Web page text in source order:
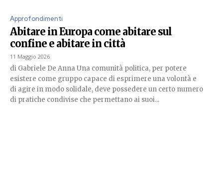
Approfondimenti
Abitare in Europa come abitare sul
confine e abitare in città
11 Maggio 2026
di Gabriele De Anna Una comunità politica, per potere
esistere come gruppo capace di esprimere una volontà e
di agire in modo solidale, deve possedere un certo numero
di pratiche condivise che permettano ai suoi...